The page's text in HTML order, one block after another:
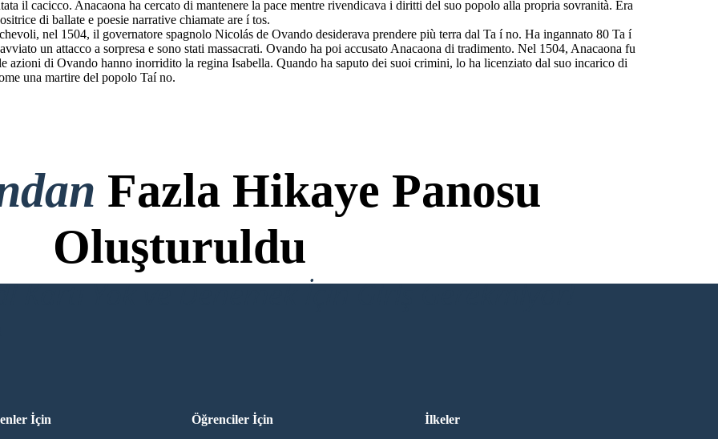
il cacicco. Anacaona ha cercato di mantenere la pace mentre rivendicava i diritti del suo popolo alla propria sovranità. Era
di ballate e poesie narrative chiamate are í tos.
nel 1504, il governatore spagnolo Nicolás de Ovando desiderava prendere più terra dal Ta í no. Ha ingannato 80 Ta í
un attacco a sorpresa e sono stati massacrati. Ovando ha poi accusato Anacaona di tradimento. Nel 1504, Anacaona fu
azioni di Ovando hanno inorridito la regina Isabella. Quando ha saputo dei suoi crimini, lo ha licenziato dal suo incarico di
una martire del popolo Taí no.
Fazla Hikaye Panosu
Oluşturuldu
Kartı Yok ve Denemek İçin Giriş Gerekmiyor!
Öğrenciler İçin
İçin
İlkeler